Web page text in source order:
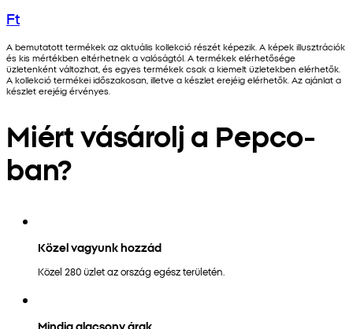
Ft
A bemutatott termékek az aktuális kollekció részét képezik. A képek illusztrációk
és kis mértékben eltérhetnek a valóságtól. A termékek elérhetősége
üzletenként változhat, és egyes termékek csak a kiemelt üzletekben elérhetők.
A kollekció termékei időszakosan, illetve a készlet erejéig elérhetők. Az ajánlat a
készlet erejéig érvényes.
Miért vásárolj a Pepco-
ban?
Közel vagyunk hozzád
Közel 280 üzlet az ország egész területén.
Mindig alacsony árak